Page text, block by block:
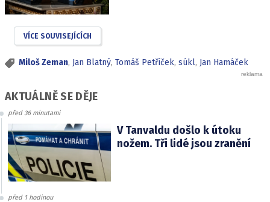
VÍCE SOUVISEJÍCÍCH
Miloš Zeman, Jan Blatný, Tomáš Petříček, súkl, Jan Hamáček
AKTUÁLNĚ SE DĚJE
před 36 minutami
V Tanvaldu došlo k útoku
nožem. Tři lidé jsou zranění
před 1 hodinou